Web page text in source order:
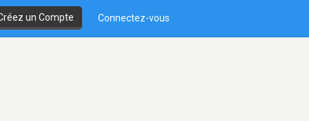
un Compte Connectez-vous